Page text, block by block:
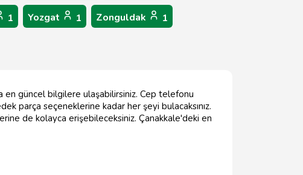
1 Yozgat 1 Zonguldak 1
en güncel bilgilere ulaşabilirsiniz. Cep telefonu
parça seçeneklerine kadar her şeyi bulacaksınız.
de kolayca erişebileceksiniz. Çanakkale'deki en